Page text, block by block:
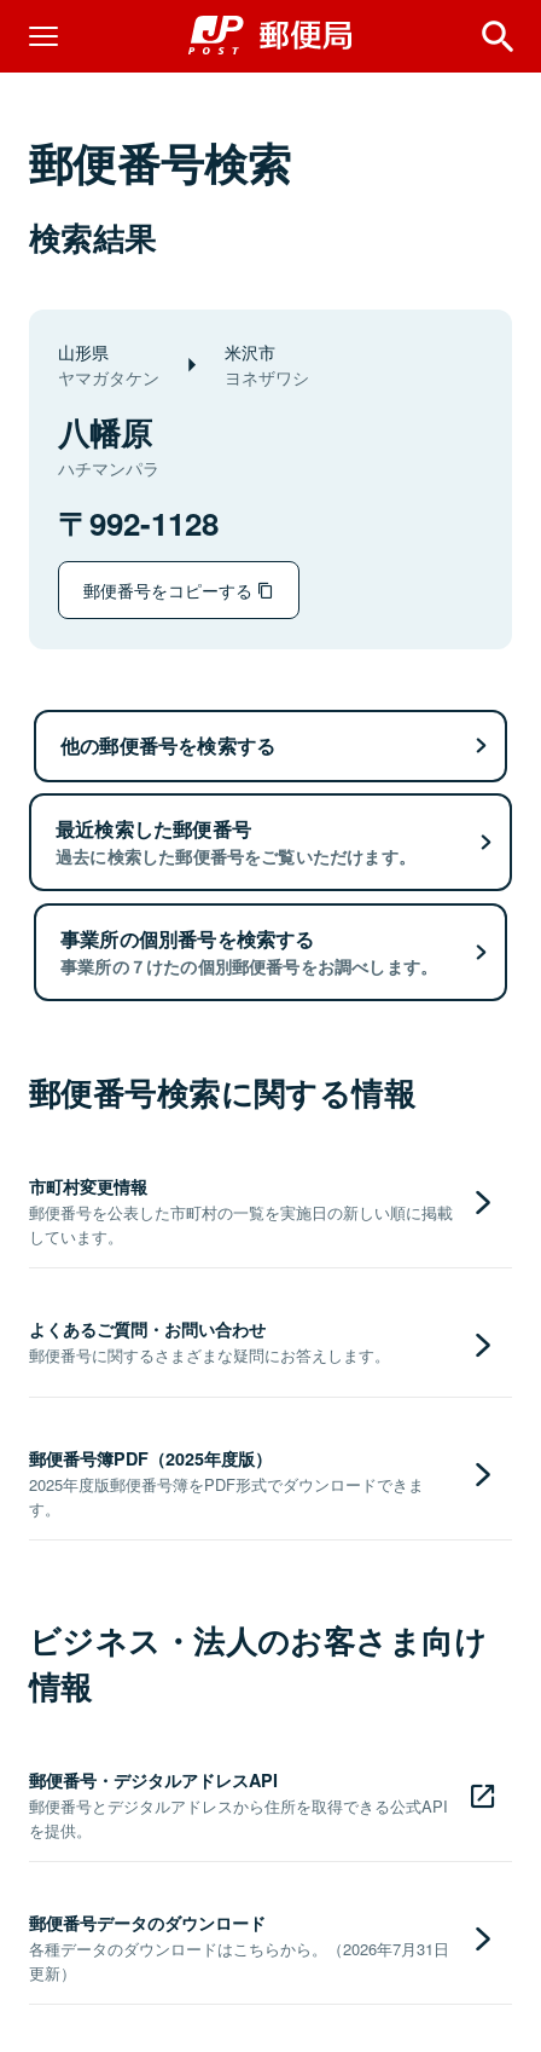
郵便番号検索
検索結果
山形県
ヤマガタケン
米沢市
ヨネザワシ
八幡原
ハチマンパラ
992-1128
郵便番号をコピーする
他の郵便番号を検索する
最近検索した郵便番号
過去に検索した郵便番号をご覧いただけます。
事業所の個別番号を検索する
事業所の７けたの個別郵便番号をお調べします。
郵便番号検索に関する情報
市町村変更情報
郵便番号を公表した市町村の一覧を実施日の新しい順に掲載
しています。
よくあるご質問・お問い合わせ
郵便番号に関するさまざまな疑問にお答えします。
郵便番号簿PDF（2025年度版）
2025年度版郵便番号簿をPDF形式でダウンロードできま
す。
ビジネス・法人のお客さま向け
情報
郵便番号・デジタルアドレスAPI
郵便番号とデジタルアドレスから住所を取得できる公式API
を提供。
郵便番号データのダウンロード
各種データのダウンロードはこちらから。（2026年7月31日
更新）